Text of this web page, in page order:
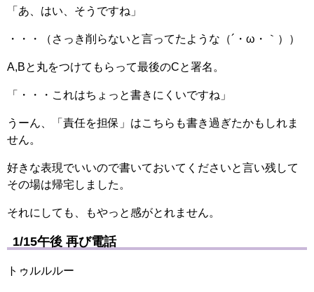
「あ、はい、そうですね」
・・・（さっき削らないと言ってたような（´・ω・｀））
A,Bと丸をつけてもらって最後のCと署名。
「・・・これはちょっと書きにくいですね」
うーん、「責任を担保」はこちらも書き過ぎたかもしれま
せん。
好きな表現でいいので書いておいてくださいと言い残して
その場は帰宅しました。
それにしても、もやっと感がとれません。
1/15午後 再び電話
トゥルルルー